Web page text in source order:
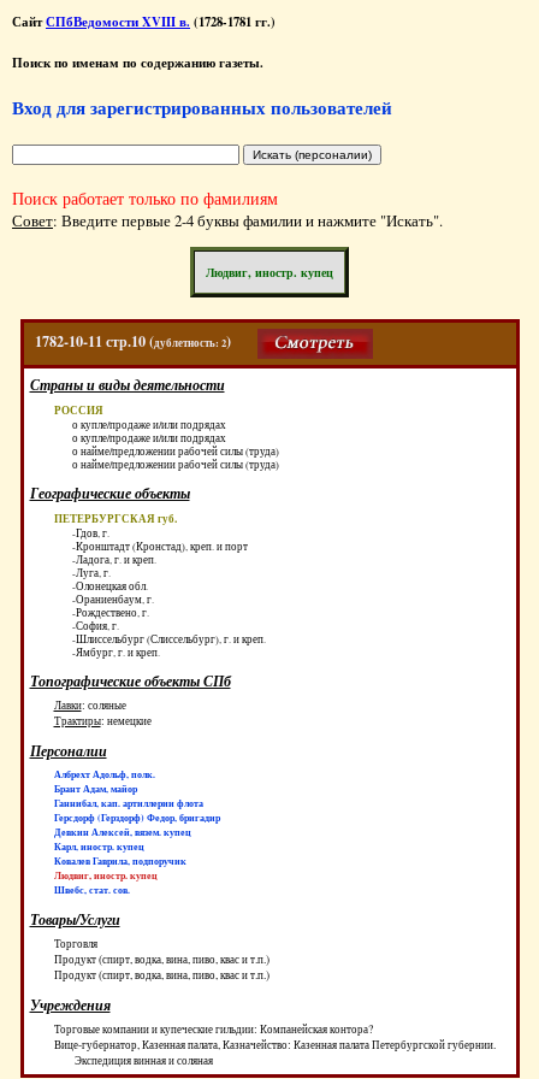
СайтСПбВедомости XVIII в. (1728-1781 гг.)
Поиск по именам по содержанию газеты.
Вход для зарегистрированных пользователей
Поиск работает только по фамилиям
Совет: Введите первые 2-4 буквы фамилии и нажмите "Искать".
Людвиг, иностр. купец
1782-10-11 стр.10 (дублетность: 2)
Страны и виды деятельности
РОССИЯ
о купле/продаже и/или подрядах
о купле/продаже и/или подрядах
о найме/предложении рабочей силы (труда)
о найме/предложении рабочей силы (труда)
Географические объекты
ПЕТЕРБУРГСКАЯ губ.
-Гдов, г.
-Кронштадт (Кронстад), креп. и порт
-Ладога, г. и креп.
-Луга, г.
-Олонецкая обл.
-Ораниенбаум, г.
-Рождествено, г.
-София, г.
-Шлиссельбург (Слиссельбург), г. и креп.
-Ямбург, г. и креп.
Топографические объекты СПб
Лавки: соляные
Трактиры: немецкие
Персоналии
Албрехт Адольф, полк.
Брант Адам, майор
Ганнибал, кап. артиллерии флота
Герсдорф (Герздорф) Федор, бригадир
Девкин Алексей, вязем. купец
Карл, иностр. купец
Ковалев Гаврила, подпоручик
Людвиг, иностр. купец
Швебс, стат. сов.
Товары/Услуги
Торговля
Продукт (спирт, водка, вина, пиво, квас и т.п.)
Продукт (спирт, водка, вина, пиво, квас и т.п.)
Учреждения
Торговые компании и купеческие гильдии: Компанейская контора?
Вице-губернатор, Казенная палата, Казначейство: Казенная палата Петербургской губернии.
Экспедиция винная и соляная